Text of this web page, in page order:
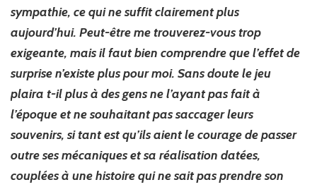
sympathie, ce qui ne suffit clairement plus
aujourd’hui. Peut-être me trouverez-vous trop
exigeante, mais il faut bien comprendre que l’effet de
surprise n’existe plus pour moi. Sans doute le jeu
plaira t-il plus à des gens ne l’ayant pas fait à
l’époque et ne souhaitant pas saccager leurs
souvenirs, si tant est qu’ils aient le courage de passer
outre ses mécaniques et sa réalisation datées,
couplées à une histoire qui ne sait pas prendre son